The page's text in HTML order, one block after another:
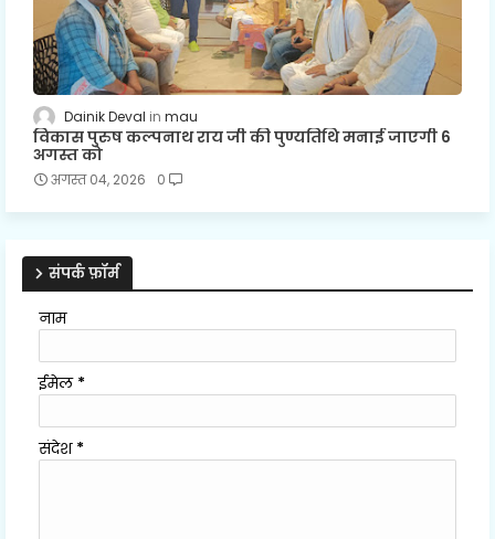
Dainik Deval mau
विकास पुरुष कल्पनाथ राय जी की पुण्यतिथि मनाई जाएगी 6
अगस्त को
अगस्त 04, 2026 0
संपर्क फ़ॉर्म
नाम
ईमेल *
संदेश *